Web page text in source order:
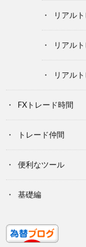
リアル
リアル
リアル
FXトレード時間
トレード仲間
便利なツール
基礎編